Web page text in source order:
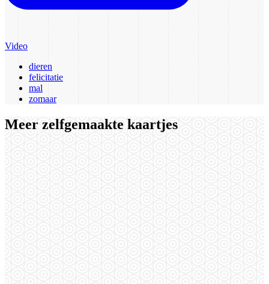
Video
dieren
felicitatie
mal
zomaar
Meer zelfgemaakte kaartjes